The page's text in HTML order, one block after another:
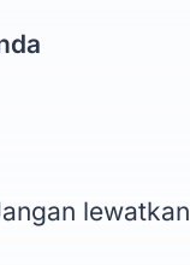
lewatkan